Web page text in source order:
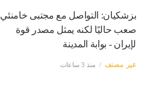
بزشكيان: التواصل مع مجتبى خامنئي
صعب حاليًا لكنه يمثل مصدر قوة
لإيران - بوابة المدينة
غير مصنف منذ 3 ساعات